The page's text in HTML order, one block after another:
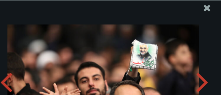
ارسال نامه
وجوهات
دومین شب مراسم عزاداری حضرت فاطمه‌زهرا سلام‌الله‌علیها
دریافت آلبوم:zip